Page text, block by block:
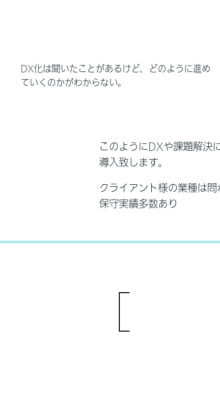
DX化は聞いたことがあるけど、どのように進め
ていくのかがわからない。
このようにDXや課題解決
導入致します。
クライアント様の業種は
保守実績多数あり